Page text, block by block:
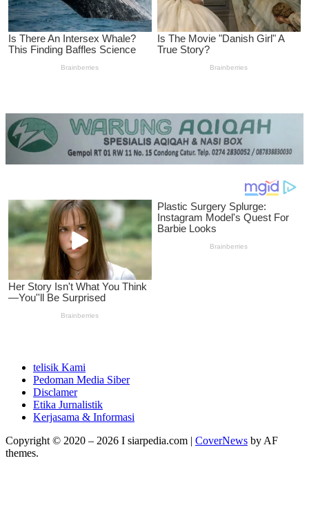
telisik Kami
Pedoman Media Siber
Disclamer
Etika Jurnalistik
Kerjasama & Informasi
Copyright © 2020 – 2026 I siarpedia.com | CoverNews by AF
themes.